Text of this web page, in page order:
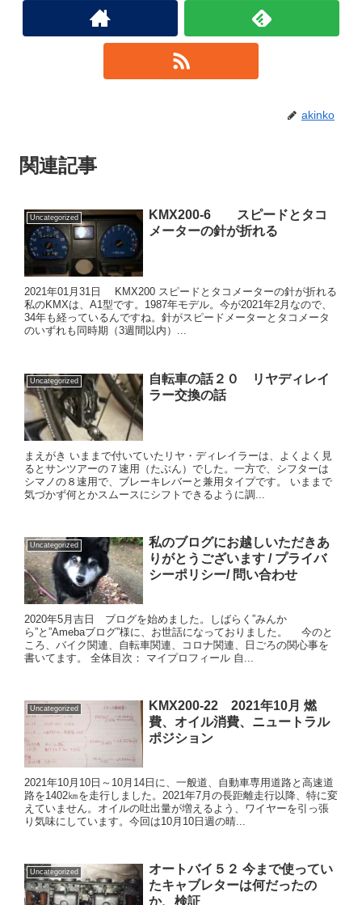
akinko
関連記事
Uncategorized
KMX200-6 スピードとタコ
メーターの針が折れる
2021年01月31日 KMX200 スピードとタコメーターの針が折れる
私のKMXは、A1型です。1987年モデル。今が2021年2月なので、
34年も経っているんですね。針がスピードメーターとタコメータ
のいずれも同時期（3週間以内）...
Uncategorized
自転車の話２０ リヤディレイ
ラー交換の話
まえがき いままで付いていたリヤ・ディレイラーは、よくよく見
るとサンツアーの７速用（たぶん）でした。一方で、シフターは
シマノの８速用で、ブレーキレバーと兼用タイプです。 いままで
気づかず何とかスムースにシフトできるように調...
Uncategorized
私のブログにお越しいただきあ
りがとうございます / プライバ
シーポリシー/ 問い合わせ
2020年5月吉日 ブログを始めました。しばらく”みんか
ら”と”Amebaブログ”様に、お世話になっておりました。 今のと
ころ、バイク関連、自転車関連、コロナ関連、日ごろの関心事を
書いてます。 全体目次： マイプロフィール 自...
Uncategorized
KMX200-22 2021年10月 燃
費、オイル消費、ニュートラル
ポジション
2021年10月10日～10月14日に、一般道、自動車専用道路と高速道
路を1402㎞を走行しました。2021年7月の長距離走行以降、特に変
えていません。オイルの吐出量が増えるよう、ワイヤーを引っ張
り気味にしています。今回は10月10日週の晴...
Uncategorized
オートバイ５２ 今まで使ってい
たキャブレターは何だったの
か、検証